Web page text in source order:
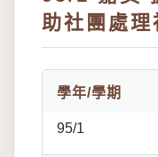
助社團處理
學年/學期
95/1